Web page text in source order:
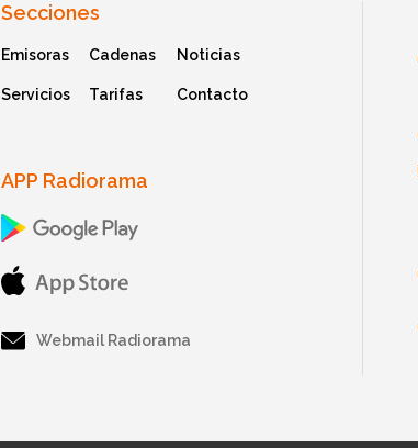
Secciones
Emisoras Cadenas Noticias
Servicios Tarifas Contacto
APP Radiorama
Webmail Radiorama